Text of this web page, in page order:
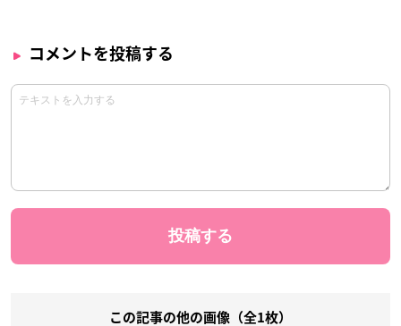
コメントを投稿する
この記事の他の画像（全1枚）